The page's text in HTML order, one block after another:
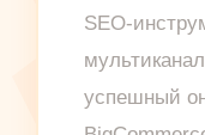
SEO-
успешный